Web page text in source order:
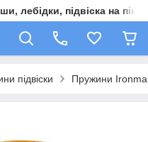
лебідки, підвіска на пікап
підвіски Пружини